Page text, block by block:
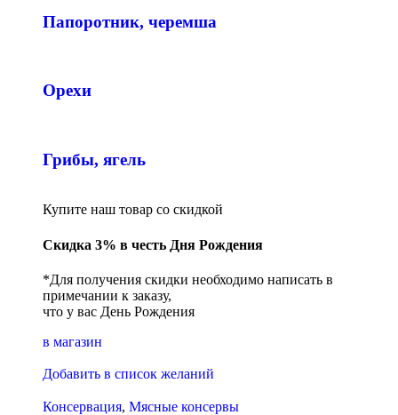
Папоротник, черемша
Орехи
Грибы, ягель
Купите наш товар со скидкой
Скидка 3% в честь Дня Рождения
*Для получения скидки необходимо написать в
примечании к заказу,
что у вас День Рождения
в магазин
Добавить в список желаний
Консервация, Мясные консервы